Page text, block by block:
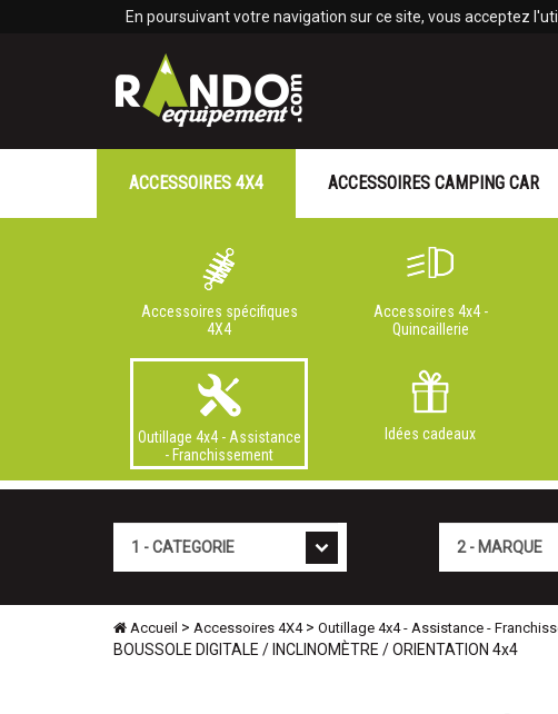
En poursuivant votre navigation sur ce site, vous acceptez
ACCESSOIRES 4X4
Accessoires spécifiques
4X4
Accessoires 4x4 -
Quincaillerie
Outillage 4x4 - Assistance
- Franchissement
Idées cadeaux
ACCESSOIRES CAMPING CAR
Accueil > Accessoires 4X4> Outillage 4x4 - Assistance -
BOUSSOLE DIGITALE / INCLINOMÈTRE / ORIENTATION 4x4
Panneau de gestion des cookies